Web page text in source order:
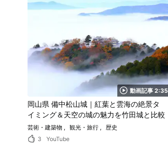
動画記事 2:35
岡山県 備中松山城｜紅葉と雲海の絶景タ
イミング＆天空の城の魅力を竹田城と比較
芸術・建築物 観光・旅行
歴史
3
YouTube